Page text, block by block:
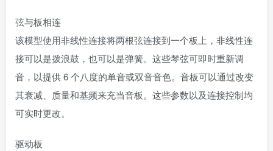
弦与板相连
该模型使用非线性连接将两根弦连接到一个板上，非线性连
接可以是拨浪鼓，也可以是弹簧。这些琴弦可即时重新调
音，以提供 6 个八度的单音或双音音色。音板可以通过改变
其衰减、质量和基频来充当音板。这些参数以及连接控制均
可实时更改。
驱动板